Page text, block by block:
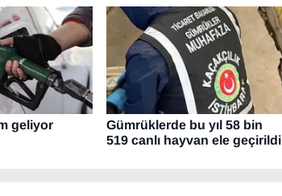
geliyor
Gümrüklerde bu yıl 58 bin
519 canlı hayvan ele geçirildi